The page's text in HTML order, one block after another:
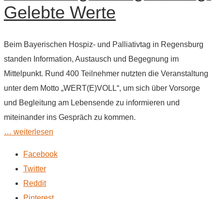
Gelebte Werte
Beim Bayerischen Hospiz- und Palliativtag in Regensburg
standen Information, Austausch und Begegnung im
Mittelpunkt. Rund 400 Teilnehmer nutzten die Veranstaltung
unter dem Motto „WERT(E)VOLL“, um sich über Vorsorge
und Begleitung am Lebensende zu informieren und
miteinander ins Gespräch zu kommen.
… weiterlesen
Facebook
Twitter
Reddit